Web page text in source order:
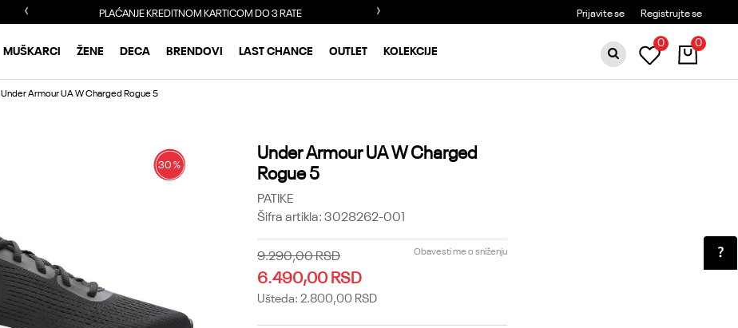
PLAĆANJE KREDITNOM KARTICOM DO 3 RATE BESPLATNA DOSTAVA ZA PORUDŽBINE PREKO 6000RSD
Prijavite se Registrujte se
MUŠKARCI ŽENE DECA BRENDOVI LAST CHANCE OUTLET KOLEKCIJE 0
0
Under Armour UA W Charged Rogue 5
30%
Under Armour UA W Charged
Rogue 5
PATIKE
Šifra artikla:3028262-001
9.290,00RSD
6.490,00RSD
Ušteda: 2.800,00 RSD
Obavesti me o sniženju